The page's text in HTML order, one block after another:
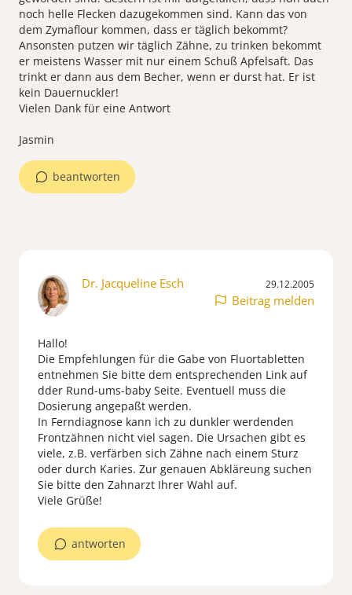
noch helle Flecken dazugekommen sind. Kann das von
dem Zymaflour kommen, dass er täglich bekommt?
Ansonsten putzen wir täglich Zähne, zu trinken bekommt
er meistens Wasser mit nur einem Schuß Apfelsaft. Das
trinkt er dann aus dem Becher, wenn er durst hat. Er ist
kein Dauernuckler!
Vielen Dank für eine Antwort
Jasmin
beantworten
Dr. Jacqueline Esch 29.12.2005
Beitrag melden
Hallo!
Die Empfehlungen für die Gabe von Fluortabletten
entnehmen Sie bitte dem entsprechenden Link auf
dder Rund-ums-baby Seite. Eventuell muss die
Dosierung angepaßt werden.
In Ferndiagnose kann ich zu dunkler werdenden
Frontzähnen nicht viel sagen. Die Ursachen gibt es
viele, z.B. verfärben sich Zähne nach einem Sturz
oder durch Karies. Zur genauen Abkläreung suchen
Sie bitte den Zahnarzt Ihrer Wahl auf.
Viele Grüße!
antworten